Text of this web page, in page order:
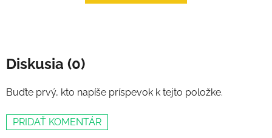
Diskusia (0)
Buďte prvý, kto napíše príspevok k tejto položke.
PRIDAŤ KOMENTÁR